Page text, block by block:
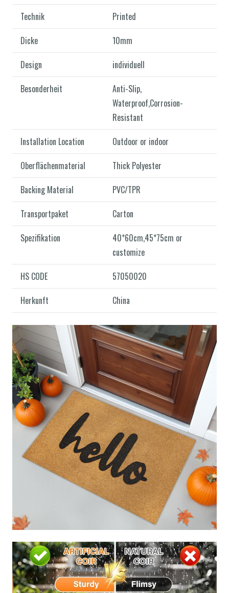
Technik
Printed
Dicke
10mm
Design
individuell
Besonderheit
Anti-Slip,
Waterproof,Corrosion-
Resistant
Installation Location
Outdoor or indoor
Oberflächenmaterial
Thick Polyester
Backing Material
PVC/TPR
Transportpaket
Carton
Spezifikation
40*60cm,45*75cm or
customize
HS CODE
57050020
Herkunft
China